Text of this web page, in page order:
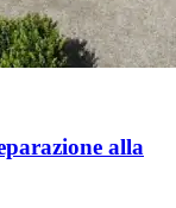
alla